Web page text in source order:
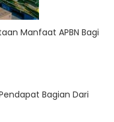
Manfaat APBN Bagi
Bagian Dari